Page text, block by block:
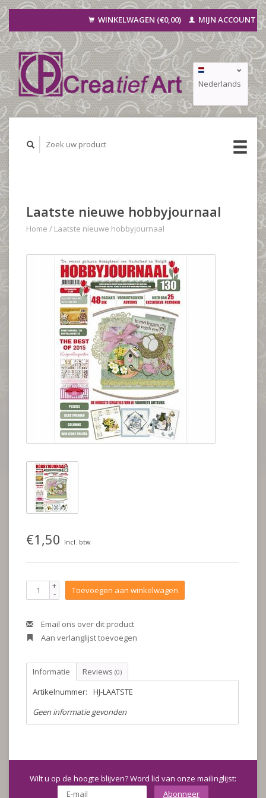
WINKELWAGEN (€0,00) MIJN ACCOUNT
Nederlands
Deutsch
Laatste nieuwe hobbyjournaal
Home / Laatste nieuwe hobbyjournaal
€1,50 Incl. btw
+
- Toevoegen aan winkelwagen
Email ons over dit product
Aan verlanglijst toevoegen
Informatie Reviews (0)
Artikelnummer:
HJ-LAATSTE
Geen informatie gevonden
Wilt u op de hoogte blijven? Word lid van onze mailinglijst:
Abonneer